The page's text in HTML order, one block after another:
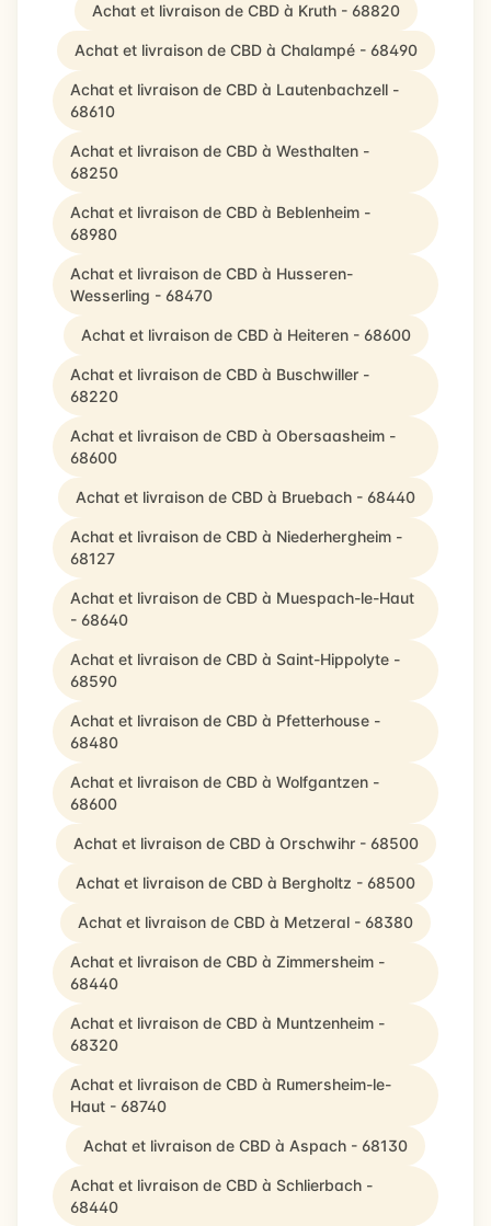
Achat et livraison de CBD à Kruth - 68820
Achat et livraison de CBD à Chalampé - 68490
Achat et livraison de CBD à Lautenbachzell -
68610
Achat et livraison de CBD à Westhalten -
68250
Achat et livraison de CBD à Beblenheim -
68980
Achat et livraison de CBD à Husseren-
Wesserling - 68470
Achat et livraison de CBD à Heiteren - 68600
Achat et livraison de CBD à Buschwiller -
68220
Achat et livraison de CBD à Obersaasheim -
68600
Achat et livraison de CBD à Bruebach - 68440
Achat et livraison de CBD à Niederhergheim -
68127
Achat et livraison de CBD à Muespach-le-Haut
- 68640
Achat et livraison de CBD à Saint-Hippolyte -
68590
Achat et livraison de CBD à Pfetterhouse -
68480
Achat et livraison de CBD à Wolfgantzen -
68600
Achat et livraison de CBD à Orschwihr - 68500
Achat et livraison de CBD à Bergholtz - 68500
Achat et livraison de CBD à Metzeral - 68380
Achat et livraison de CBD à Zimmersheim -
68440
Achat et livraison de CBD à Muntzenheim -
68320
Achat et livraison de CBD à Rumersheim-le-
Haut - 68740
Achat et livraison de CBD à Aspach - 68130
Achat et livraison de CBD à Schlierbach -
68440